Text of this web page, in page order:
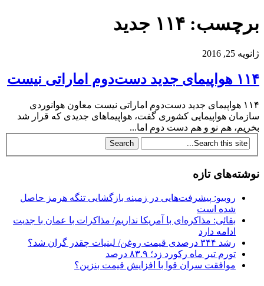
برچسب: ۱۱۴ جدید
ژانویه 25, 2016
۱۱۴ هواپیمای جدید دست‌دوم اماراتی نیست
۱۱۴ هواپیمای جدید دست‌دوم اماراتی نیست معاون هوانوردی
سازمان هواپیمایی کشوری گفت، هواپیماهای جدیدی که قرار شد
بخریم، هم نو و هم دست دوم اما...
نوشته‌های تازه
روبیو: پیشرفت‌هایی در زمینه بازگشایی تنگه هرمز حاصل
شده است
بقائی: مذاکره‌ای با آمریکا نداریم/ مذاکرات با عمان با جدیت
ادامه دارد
رشد ۳۴۴ درصدی قیمت روغن/ لبنیات چقدر گران شد؟
تورم تیر ماه رکورد زد؛ ۸۳.۹ درصد
موافقت سران قوا با افزایش قیمت بنزین؟